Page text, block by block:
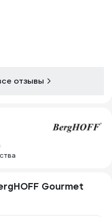
отзывы
Gourmet